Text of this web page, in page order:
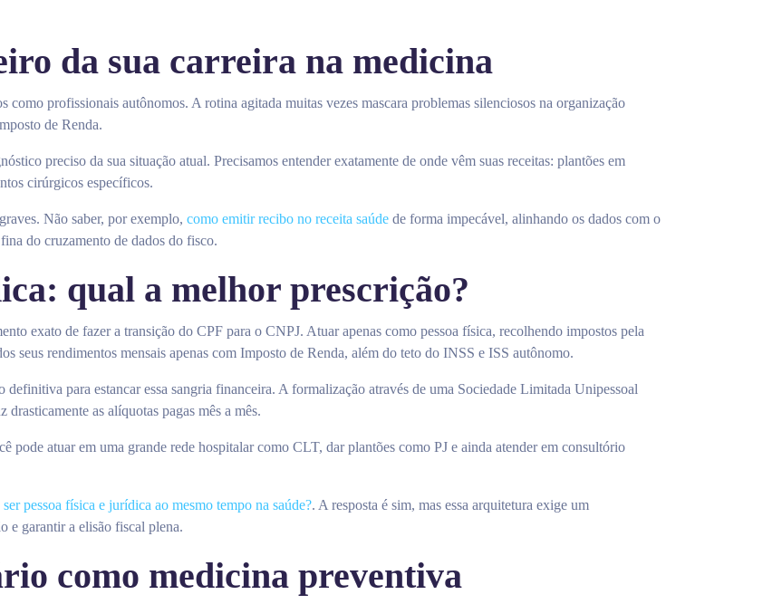
da sua carreira na medicina
profissionais autônomos. A rotina agitada muitas vezes mascara problemas silenciosos na organização
de Renda.
preciso da sua situação atual. Precisamos entender exatamente de onde vêm suas receitas: plantões em
cirúrgicos específicos.
Não saber, por exemplo, como emitir recibo no receita saúde de forma impecável, alinhando os dados com o
do cruzamento de dados do fisco.
qual a melhor prescrição?
exato de fazer a transição do CPF para o CNPJ. Atuar apenas como pessoa física, recolhendo impostos pela
seus rendimentos mensais apenas com Imposto de Renda, além do teto do INSS e ISS autônomo.
definitiva para estancar essa sangria financeira. A formalização através de uma Sociedade Limitada Unipessoal
as alíquotas pagas mês a mês.
pode atuar em uma grande rede hospitalar como CLT, dar plantões como PJ e ainda atender em consultório
ser pessoa física e jurídica ao mesmo tempo na saúde?. A resposta é sim, mas essa arquitetura exige um
e garantir a elisão fiscal plena.
como medicina preventiva